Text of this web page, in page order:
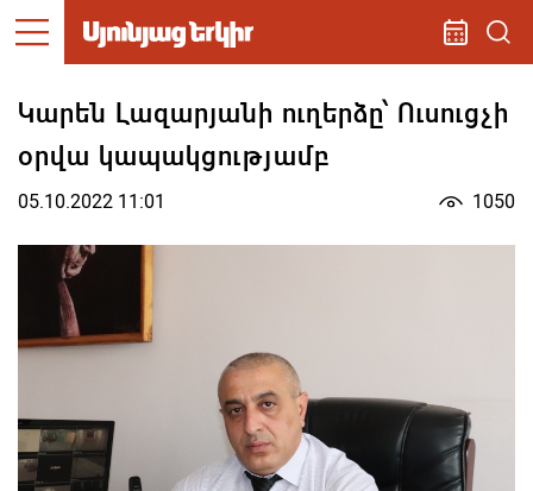
Կարեն Լազարյանի ուղերձը՝ Ուսուցչի
օրվա կապակցությամբ
05.10.2022 11:01 1050